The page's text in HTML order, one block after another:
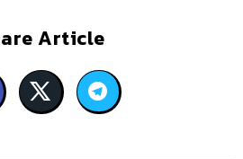
Article